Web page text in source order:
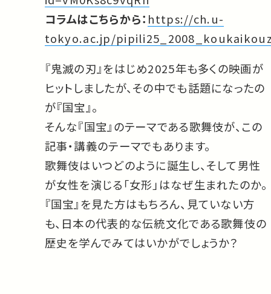
コラムはこちらから： https://ch.u-
tokyo.ac.jp/
『鬼滅の刃』をはじめ2025年も多くの映画が
ヒットしましたが、その中でも話題になったの
が『国宝』。
そんな『国宝』のテーマである歌舞伎が、この
記事・講義のテーマでもあります。
歌舞伎はいつどのように誕生し、そして男性
が女性を演じる「女形」はなぜ生まれたのか。
『国宝』を見た方はもちろん、見ていない方
も、日本の代表的な伝統文化である歌舞伎の
歴史を学んでみてはいかがでしょうか？